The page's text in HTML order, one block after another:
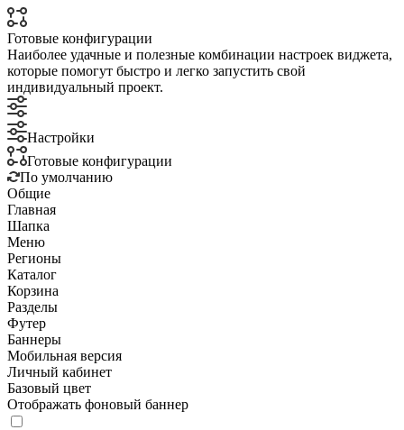
Готовые конфигурации
Наиболее удачные и полезные комбинации настроек виджета,
которые помогут быстро и легко запустить свой
индивидуальный проект.
Настройки
Готовые конфигурации
По умолчанию
Общие
Главная
Шапка
Меню
Регионы
Каталог
Корзина
Разделы
Футер
Баннеры
Мобильная версия
Личный кабинет
Базовый цвет
Отображать фоновый баннер